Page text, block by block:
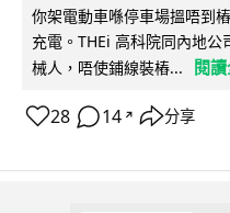
你架電動車喺停車場搵唔到
充電。THEi 高科院同內地
械人，唔使鋪線裝樁...
閱
28 14 ↗ 分享